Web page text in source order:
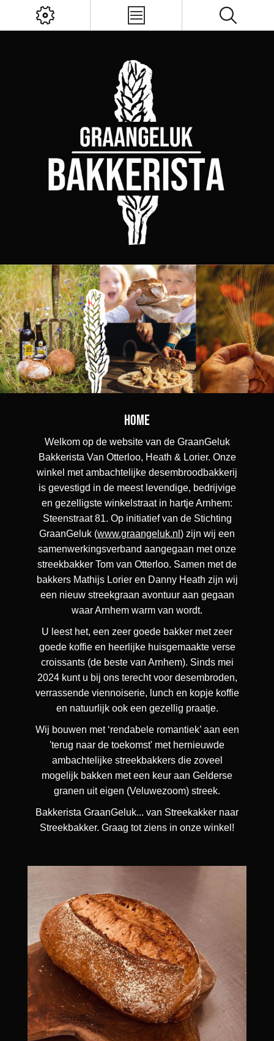
Home
Welkom op de website van de GraanGeluk
Bakkerista Van Otterloo, Heath & Lorier. Onze
winkel met ambachtelijke desembroodbakkerij
is gevestigd in de meest levendige, bedrijvige
en gezelligste winkelstraat in hartje Arnhem:
Steenstraat 81. Op initiatief van de Stichting
GraanGeluk (www.graangeluk.nl ) zijn wij een
samenwerkingsverband aangegaan met onze
streekbakker Tom van Otterloo. Samen met de
bakkers Mathijs Lorier en Danny Heath zijn wij
een nieuw streekgraan avontuur aan gegaan
waar Arnhem warm van wordt.
U leest het, een zeer goede bakker met zeer
goede koffie en heerlijke huisgemaakte verse
croissants (de beste van Arnhem). Sinds mei
2024 kunt u bij ons terecht voor desembroden,
verrassende viennoiserie, lunch en kopje koffie
en natuurlijk ook een gezellig praatje.
Wij bouwen met ‘rendabele romantiek’ aan een
'terug naar de toekomst' met hernieuwde
ambachtelijke streekbakkers die zoveel
mogelijk bakken met een keur aan Gelderse
granen uit eigen (Veluwezoom) streek.
Bakkerista GraanGeluk... van Streekakker naar
Streekbakker. Graag tot ziens in onze winkel!